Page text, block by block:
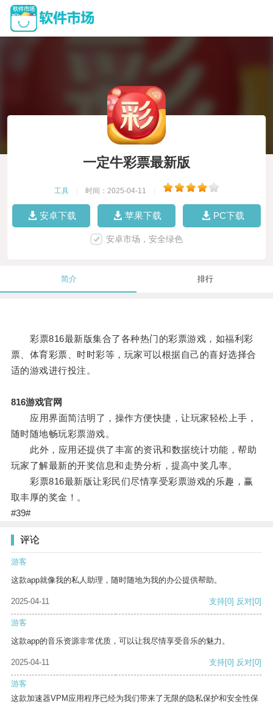
一定牛彩票最新版
工具 时间：2025-04-11
安卓下载 苹果下载 PC下载
安卓市场，安全绿色
简介 排行
彩票816最新版集合了各种热门的彩票游戏，如福利彩
票、体育彩票、时时彩等，玩家可以根据自己的喜好选择合
适的游戏进行投注。
816游戏官网
应用界面简洁明了，操作方便快捷，让玩家轻松上手，
随时随地畅玩彩票游戏。
此外，应用还提供了丰富的资讯和数据统计功能，帮助
玩家了解最新的开奖信息和走势分析，提高中奖几率。
彩票816最新版让彩民们尽情享受彩票游戏的乐趣，赢
取丰厚的奖金！。
#39#
评论
游客
这款app就像我的私人助理，随时随地为我的办公提供帮助。
2025-04-11 支持[0] 反对[0]
游客
这款app的音乐资源非常优质，可以让我尽情享受音乐的魅力。
2025-04-11 支持[0] 反对[0]
游客
这款加速器VPM应用程序已经为我们带来了无限的隐私保护和安全性保